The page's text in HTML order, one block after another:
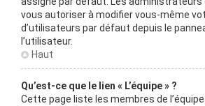
vous autoriser à modifier vous-même
d’utilisateurs par défaut depuis le
l’utilisateur.
Haut
Qu’est-ce que le lien « L’équipe » ?
Cette page liste les membres de